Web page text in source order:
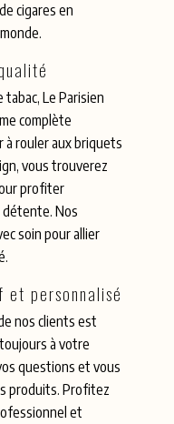
cigares en
Le Parisien
complète
à rouler aux briquets
vous trouverez
profiter
Nos
soin pour allier
personnalisé
nos clients est
à votre
questions et vous
produits. Profitez
et